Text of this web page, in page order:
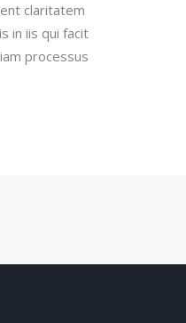
claritatem
in iis qui facit
processus